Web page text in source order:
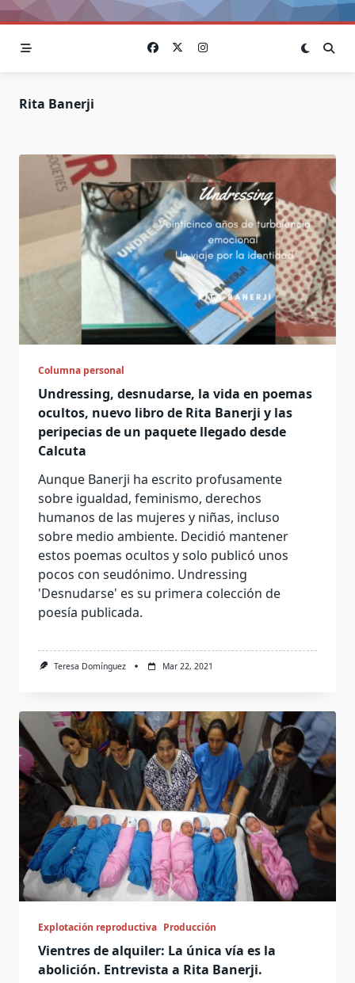
Rita Banerji
Columna personal
Undressing, desnudarse, la vida en poemas
ocultos, nuevo libro de Rita Banerji y las
peripecias de un paquete llegado desde
Calcuta
Aunque Banerji ha escrito profusamente
sobre igualdad, feminismo, derechos
humanos de las mujeres y niñas, incluso
sobre medio ambiente. Decidió mantener
estos poemas ocultos y solo publicó unos
pocos con seudónimo. Undressing
'Desnudarse' es su primera colección de
poesía publicada.
Teresa Domínguez Mar 22, 2021
Explotación reproductiva Producción
Vientres de alquiler: La única vía es la
abolición. Entrevista a Rita Banerji.